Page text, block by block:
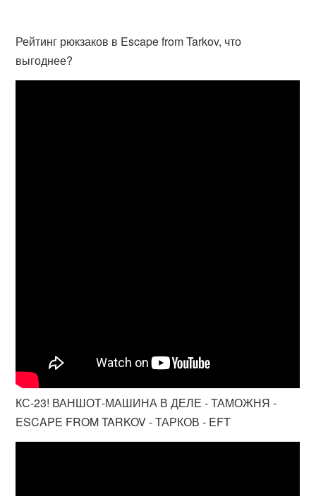
Рейтинг рюкзаков в Escape from Tarkov, что
выгоднее?
КС-23! ВАНШОТ-МАШИНА В ДЕЛЕ - ТАМОЖНЯ -
ESCAPE FROM TARKOV - ТАРКОВ - EFT